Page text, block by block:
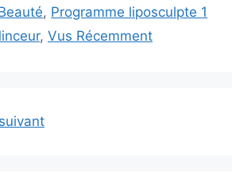
, Programme liposculpte 1
, Vus Récemment
suivant